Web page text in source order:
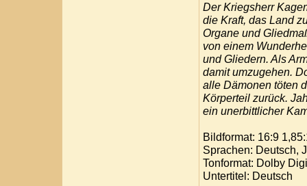
Der Kriegsherr
die Kraft, das Land
Organe und
von einem
und Gliedern. Als
damit umzugehen.
alle Dämonen töten
Körperteil zurück.
ein unerbittlicher
Bildformat: 16:9
Sprachen: Deutsch,
Tonformat: Dolby
Untertitel: Deutsch